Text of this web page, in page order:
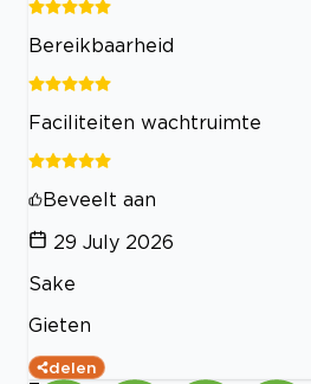
Bereikbaarheid
Faciliteiten wachtruimte
Beveelt aan
29 July 2026
Sake
Gieten
delen